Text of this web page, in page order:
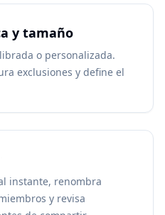
y tamaño
o personalizada.
exclusiones y define el
instante, renombra
y revisa